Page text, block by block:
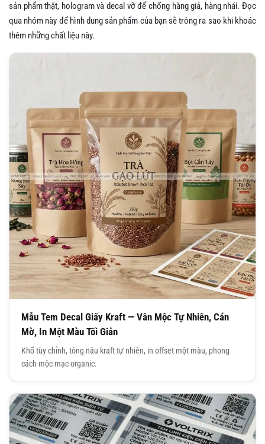
sản phẩm thật, hologram và decal vỡ để chống hàng giả, hàng nhái. Đọc
qua nhóm này để hình dung sản phẩm của bạn sẽ trông ra sao khi khoác
thêm những chất liệu này.
Mẫu Tem Decal Giấy Kraft — Vân Mộc Tự Nhiên, Cán
Mờ, In Một Màu Tối Giản
Khổ tùy chỉnh, tông nâu kraft tự nhiên, in offset một màu, phong
cách mộc mạc organic.